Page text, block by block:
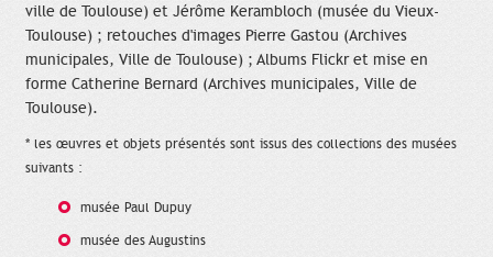
ville de Toulouse) et Jérôme Kerambloch (musée du Vieux-
Toulouse) ; retouches d'images Pierre Gastou (Archives
municipales, Ville de Toulouse) ; Albums Flickr et mise en
forme Catherine Bernard (Archives municipales, Ville de
Toulouse).
* les œuvres et objets présentés sont issus des collections des musées
suivants :
musée Paul Dupuy
musée des Augustins